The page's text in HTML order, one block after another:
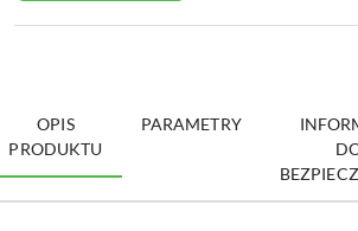
OPIS
PRODUKTU
PARAMETRY